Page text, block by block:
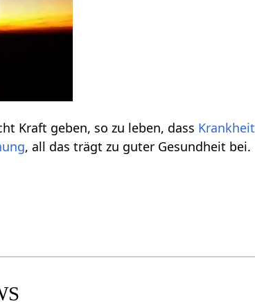
Kraft geben, so zu leben, dass Krankheit
, all das trägt zu guter Gesundheit bei.